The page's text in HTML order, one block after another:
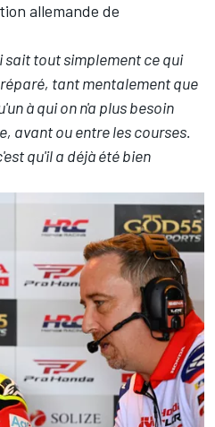
allemande de
sait tout simplement ce qui
tant mentalement que
à qui on n'a plus besoin
avant ou entre les courses.
qu'il a déjà été bien